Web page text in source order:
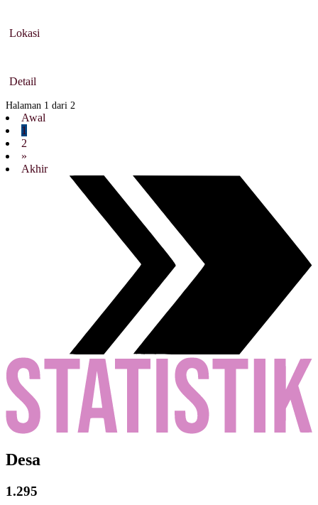
Lokasi
Detail
Halaman 1 dari 2
Awal
1
2
»
Akhir
Desa
1.295